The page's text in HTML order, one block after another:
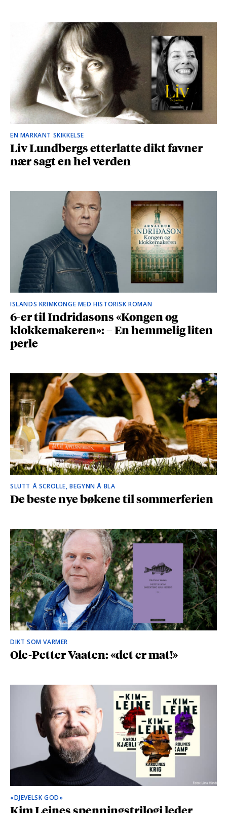
EN MARKANT SKIKKELSE
Liv Lundbergs etterlatte dikt favner
nær sagt en hel verden
ISLANDS KRIMKONGE MED HISTORISK ROMAN
6-er til Indridasons «Kongen og
klokkemakeren»: – En hemmelig liten
perle
SLUTT Å SCROLLE, BEGYNN Å BLA
De beste nye bøkene til sommerferien
DIKT SOM VARMER
Ole-Petter Vaaten: «det er mat!»
«DJEVELSK GOD»
Kim Leines spenningstrilogi leder